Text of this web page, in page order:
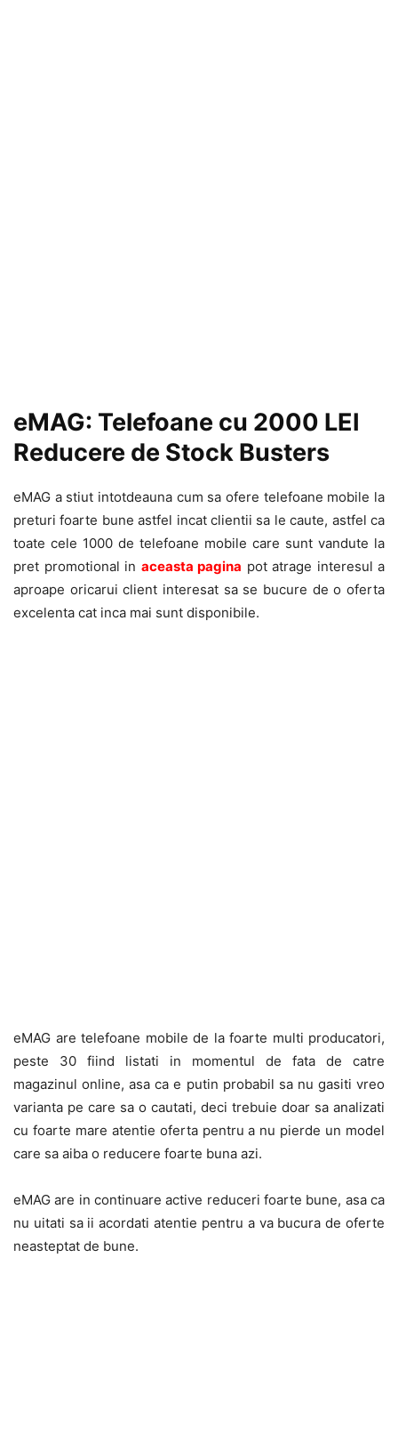
eMAG: Telefoane cu 2000 LEI
Reducere de Stock Busters
eMAG a stiut intotdeauna cum sa ofere telefoane mobile la
preturi foarte bune astfel incat clientii sa le caute, astfel ca
toate cele 1000 de telefoane mobile care sunt vandute la
pret promotional in aceasta pagina pot atrage interesul a
aproape oricarui client interesat sa se bucure de o oferta
excelenta cat inca mai sunt disponibile.
eMAG are telefoane mobile de la foarte multi producatori,
peste 30 fiind listati in momentul de fata de catre
magazinul online, asa ca e putin probabil sa nu gasiti vreo
varianta pe care sa o cautati, deci trebuie doar sa analizati
cu foarte mare atentie oferta pentru a nu pierde un model
care sa aiba o reducere foarte buna azi.
eMAG are in continuare active reduceri foarte bune, asa ca
nu uitati sa ii acordati atentie pentru a va bucura de oferte
neasteptat de bune.